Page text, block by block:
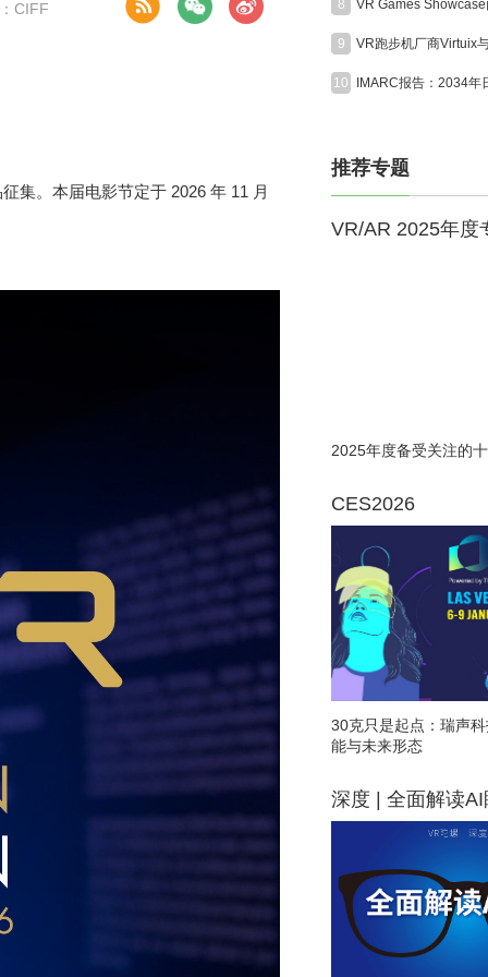
CIFF
集。本届电影节定于 2026 年 11 月
8
9
10
推荐专题
VR/AR 2025年度
2025年度备受关注的
CES2026
30克只是起点：瑞声
能与未来形态
深度 | 全面解读AI